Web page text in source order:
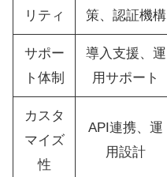
リティ
策、認証機構
サポー
ト体制
導入支援、運
用サポート
カスタ
マイズ
性
API連携、運
用設計